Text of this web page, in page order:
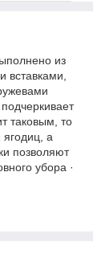
из
вставками,
таковым, то
ягодиц, а
позволяют
убора ·